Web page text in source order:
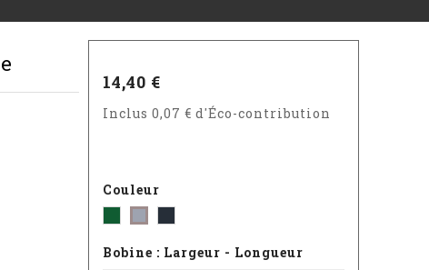
14,40 €
Inclus 0,07 € d'Éco-contribution
Couleur
VertGris
-
Bobine : Largeur - Longueur